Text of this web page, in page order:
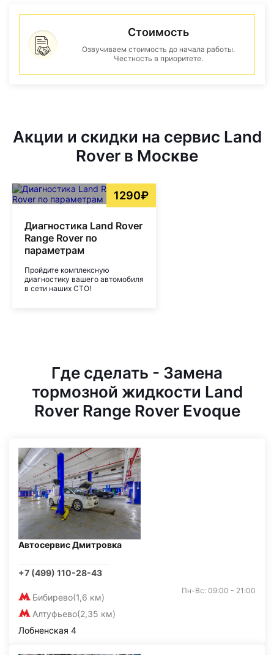
Стоимость
Озвучиваем стоимость до начала работы.
Честность в приоритете.
Акции и скидки на сервис Land
Rover в Москве
1290₽
Диагностика Land Rover
Range Rover по
параметрам
Пройдите комплексную
диагностику вашего автомобиля
в сети наших СТО!
Где сделать - Замена
тормозной жидкости Land
Rover Range Rover Evoque
Автосервис Дмитровка
+7 (499) 110-28-43
Бибирево(1,6 км)
Алтуфьево(2,35 км)
Пн-Вс: 09:00 - 21:00
Лобненская 4